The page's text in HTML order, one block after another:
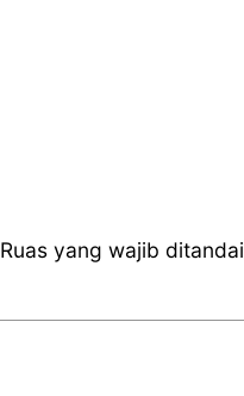
Ruas yang wajib ditandai